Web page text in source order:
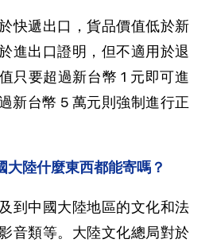
快遞出口，貨品價值低於新
進出口證明，但不適用於退
只要超過新台幣 1 元即可進
新台幣 5 萬元則強制進行正
大陸什麼東西都能寄嗎？
到中國大陸地區的文化和法
音類等。大陸文化總局對於